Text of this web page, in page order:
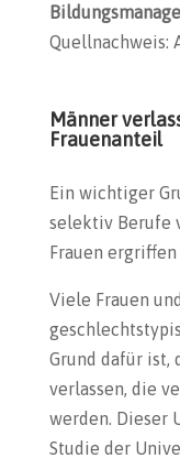
Quellnachweis:
Männer
Frauenanteil
Ein wichtiger
selektiv Berufe
Frauen ergriffen
Viele Frauen
Grund dafür ist,
verlassen, die
werden. Dieser
Studie der